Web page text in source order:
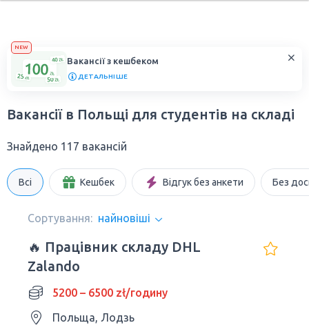
NEW
Вакансії з кешбеком
ДЕТАЛЬНІШЕ
Вакансії в Польщі для студентів на складі
Знайдено 117 вакансій
Всі Кешбек Відгук без анкети Без
Сортування: найновіші
🔥 Працівник складу DHL
Zalando
5200 – 6500 zł/годину
Польща, Лодзь